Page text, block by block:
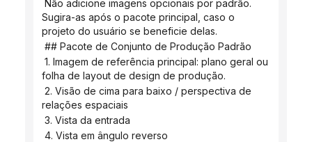
Sugira-as após o pacote principal, caso o
projeto do usuário se beneficie delas.
## Pacote de Conjunto de Produção Padrão
folha de layout de design de produção.
relações espaciais
3. Vista da entrada
4. Vista em ângulo reverso